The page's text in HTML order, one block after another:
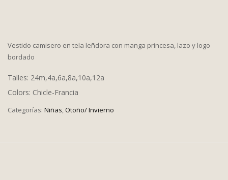
Vestido camisero en tela leñdora con manga princesa, lazo y logo
bordado
Talles: 24m,4a,6a,8a,10a,12a
Colors: Chicle-Francia
Categorías: Niñas,Otoño/ Invierno